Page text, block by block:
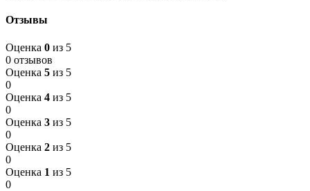
Отзывы
Оценка 0 из 5
0 отзывов
Оценка 5 из 5
0
Оценка 4 из 5
0
Оценка 3 из 5
0
Оценка 2 из 5
0
Оценка 1 из 5
0